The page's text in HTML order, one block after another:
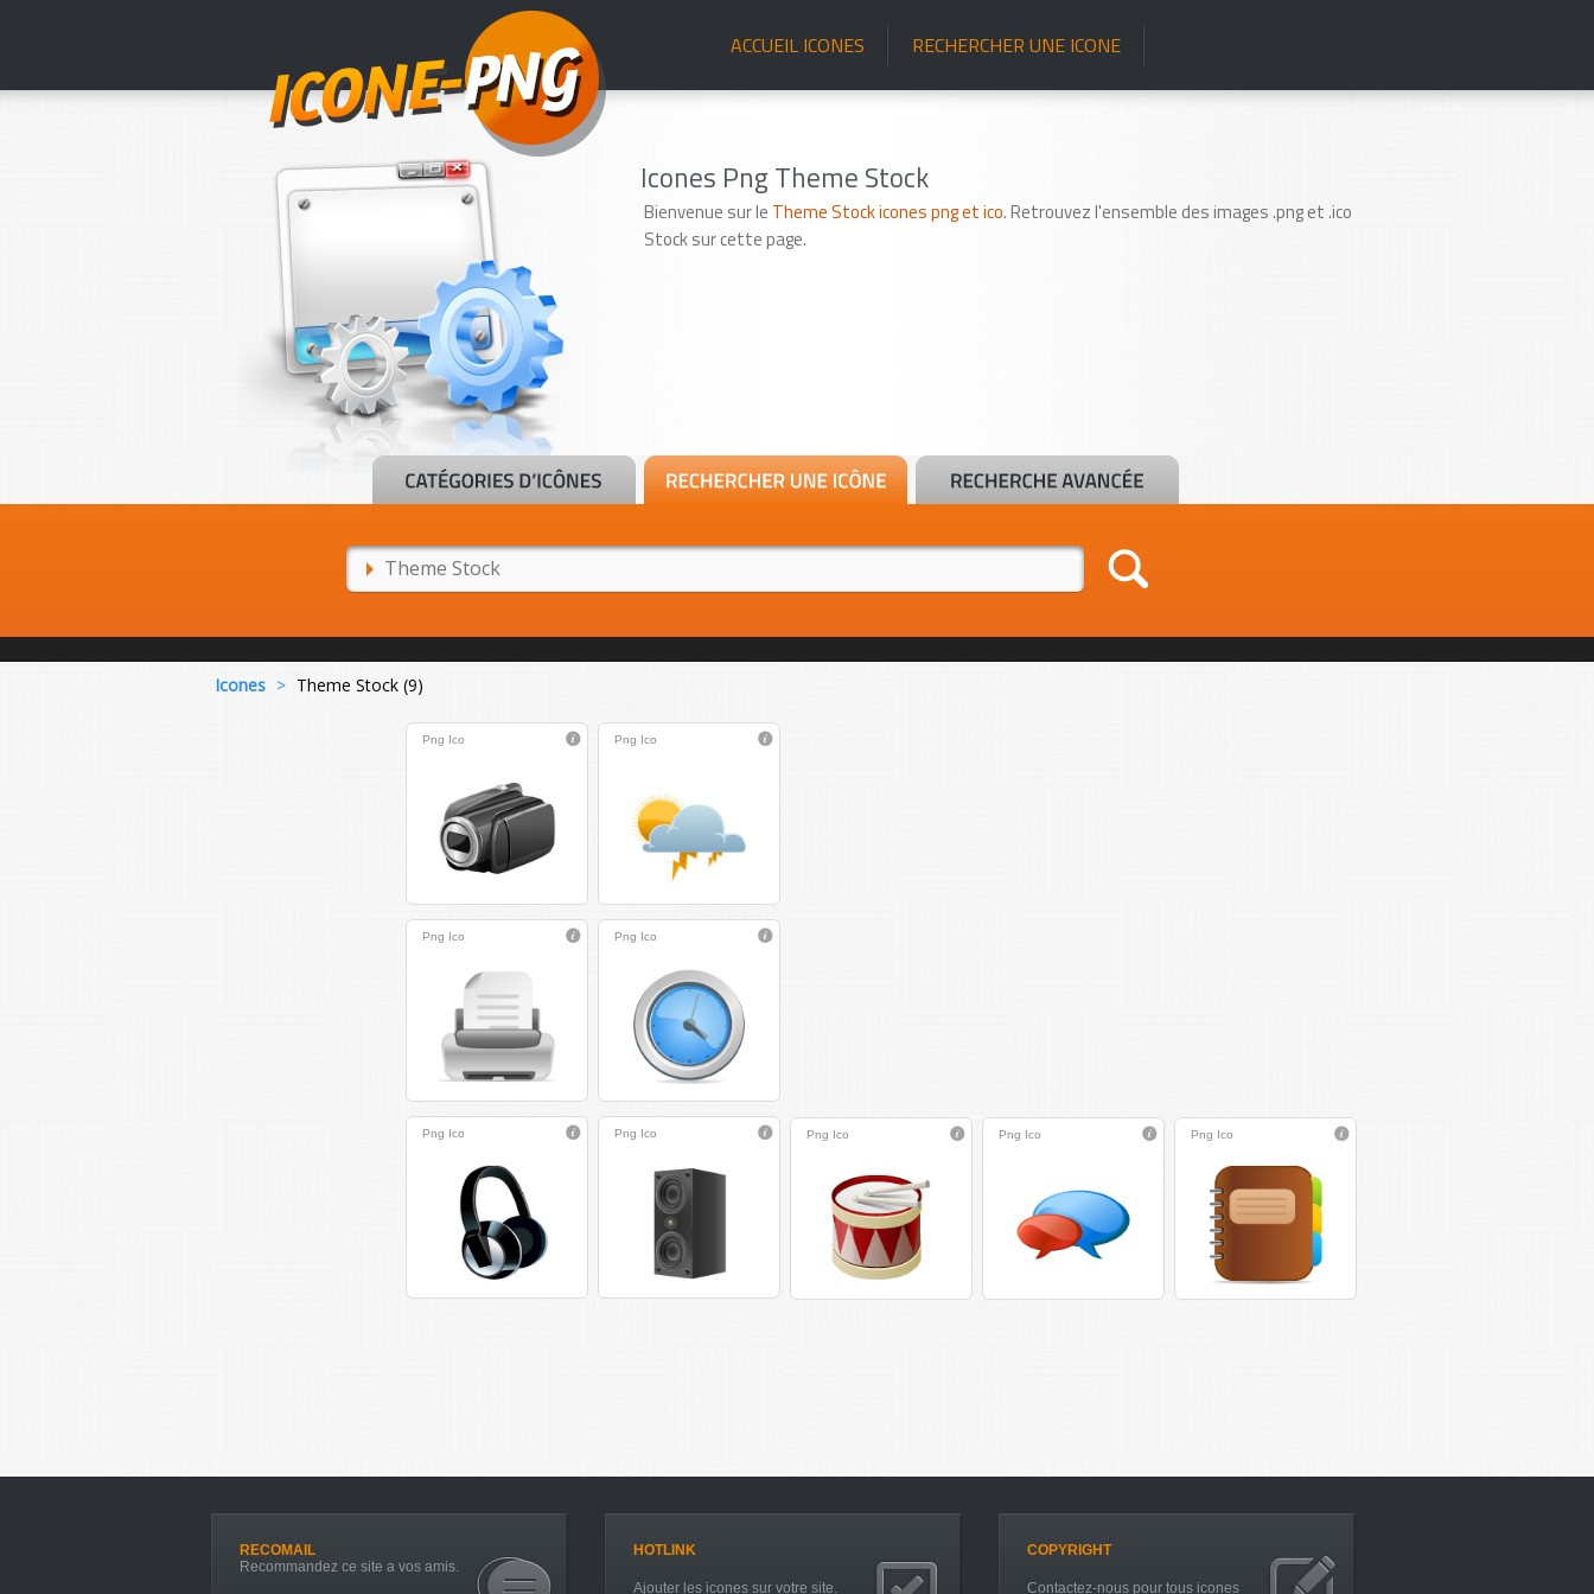
ACCUEIL ICONES RECHERCHER UNE ICONE
Icones Png Theme Stock
Bienvenue sur le Theme Stock icones png et ico. Retrouvez l'ensemble des images .png et .ico
Stock sur cette page.
Icones > Theme Stock (9)
Png Ico Png Ico
Png Ico Png Ico
Png Ico Png Ico Png Ico Png Ico Png Ico
RECOMAIL
Recommandez ce site a vos amis.
HOTLINK
Ajouter les icones sur votre site.
COPYRIGHT
Contactez-nous pour tous icones